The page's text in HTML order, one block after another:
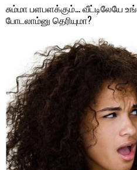
சும்மா பளபளக்கும்… வீட்டிலேயே
போடலாம்னு தெரியுமா?